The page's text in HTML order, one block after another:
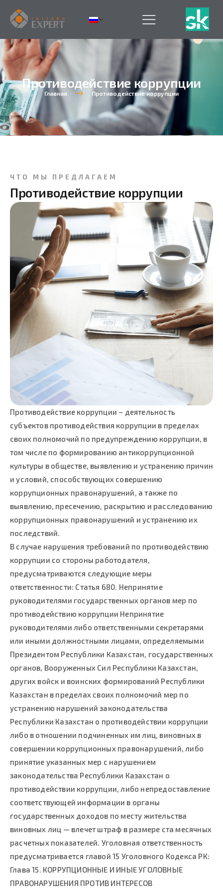
Противодействие коррупции
Главная Противодействие коррупции
ЧТО МЫ ПРЕДЛАГАЕМ
Противодействие коррупции
Противодействие коррупции – деятельность
субъектов противодействия коррупции в пределах
своих полномочий по предупреждению коррупции, в
том числе по формированию антикоррупционной
культуры в обществе, выявлению и устранению причин
и условий, способствующих совершению
коррупционных правонарушений, а также по
выявлению, пресечению, раскрытию и расследованию
коррупционных правонарушений и устранению их
последствий.
В случае нарушения требований по противодействию
коррупции со стороны работодателя,
предусматриваются следующие меры
ответственности: Статья 680. Непринятие
руководителями государственных органов мер по
противодействию коррупции Непринятие
руководителями либо ответственными секретарями
или иными должностными лицами, определяемыми
Президентом Республики Казахстан, государственных
органов, Вооруженных Сил Республики Казахстан,
других войск и воинских формирований Республики
Казахстан в пределах своих полномочий мер по
устранению нарушений законодательства
Республики Казахстан о противодействии коррупции
либо в отношении подчиненных им лиц, виновных в
совершении коррупционных правонарушений, либо
принятие указанных мер с нарушением
законодательства Республики Казахстан о
противодействии коррупции, либо непредоставление
соответствующей информации в органы
государственных доходов по месту жительства
виновных лиц — влечет штраф в размере ста месячных
расчетных показателей. Уголовная ответственность
предусматривается главой 15 Уголовного Кодекса РК:
Глава 15. КОРРУПЦИОННЫЕ И ИНЫЕ УГОЛОВНЫЕ
ПРАВОНАРУШЕНИЯ ПРОТИВ ИНТЕРЕСОВ